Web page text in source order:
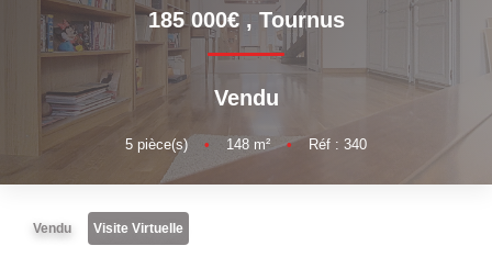
FAIRE GÉRER
NOS AGENCES
Laurent Immobilier Tournus
Laurent Immobilier Chalon-Sur-Saone
185 000€ , Tournus
Vendu
5 pièce(s) • 148 m² • Réf : 340
Vendu Visite Virtuelle